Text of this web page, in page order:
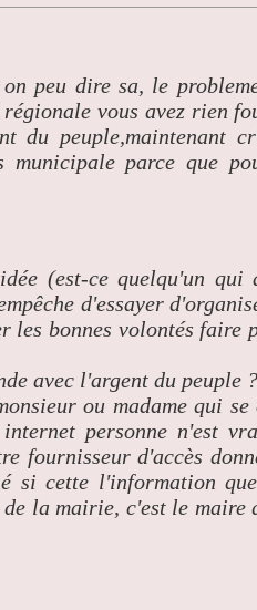
peu dire sa, le
vous avez rien
du peuple,maintenant
parce que
(est-ce quelqu'un qui
d'essayer
les bonnes volontés faire
avec l'argent du peuple
ou madame qui se
personne n'est
fournisseur d'accès
si cette l'information
la mairie, c'est le maire